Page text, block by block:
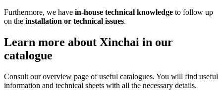
Furthermore, we have in-house technical knowledge to follow up
on the installation or technical issues.
Learn more about Xinchai in our
catalogue
Consult our overview page of useful catalogues. You will find useful
information and technical sheets with all the necessary details.